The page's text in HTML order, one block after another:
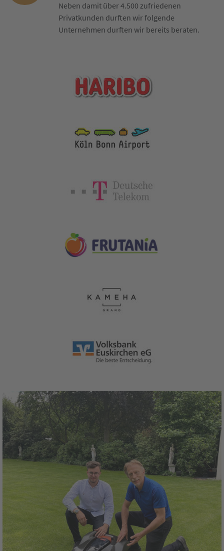
Neben damit über 4.500 zufriedenen
Privatkunden durften wir folgende
Unternehmen durften wir bereits beraten.